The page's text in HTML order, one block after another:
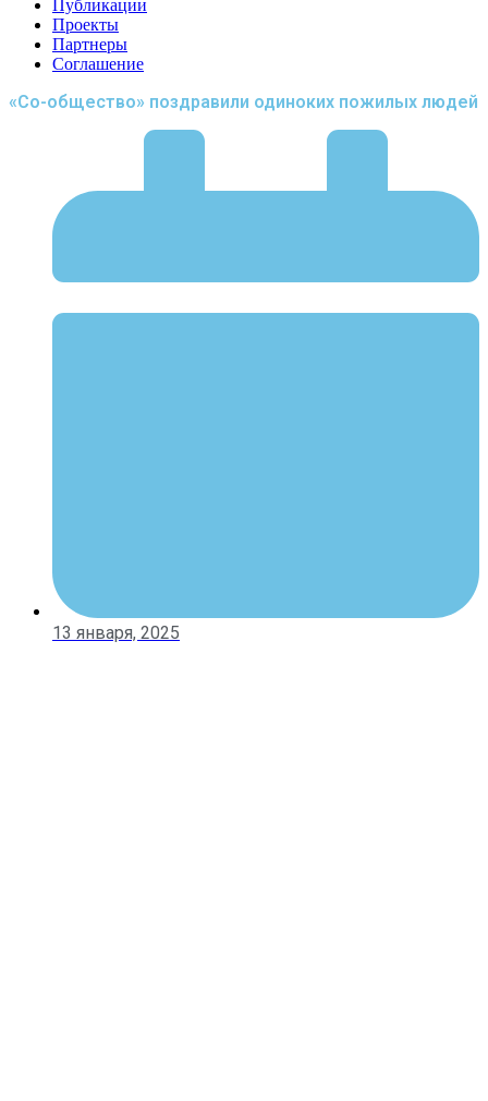
Публикации
Проекты
Партнеры
Соглашение
«Со-общество» поздравили одиноких пожилых людей
13 января, 2025